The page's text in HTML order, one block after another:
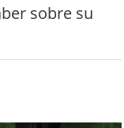
sobre su